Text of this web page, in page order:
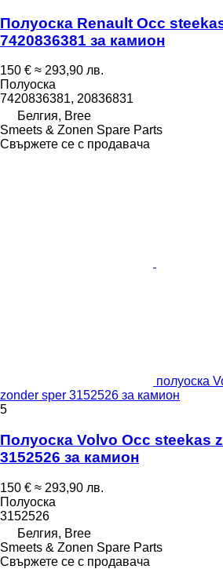
Полуоска Renault Occ
7420836381 за камион
150 € ≈ 293,90 лв.
Полуоска
7420836381, 20836831
Белгия, Bree
Smeets & Zonen Spare Parts
Свържете се с продавача
полуоска
zonder sper 3152526 за камион
5
Полуоска Volvo Occ steekas
3152526 за камион
150 € ≈ 293,90 лв.
Полуоска
3152526
Белгия, Bree
Smeets & Zonen Spare Parts
Свържете се с продавача